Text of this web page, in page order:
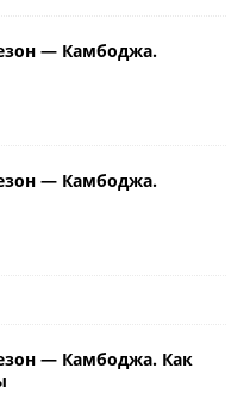
— Камбоджа.
— Камбоджа.
— Камбоджа. Как